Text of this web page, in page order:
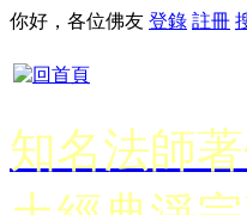
你好，各位佛友 登錄 註冊
知名法師